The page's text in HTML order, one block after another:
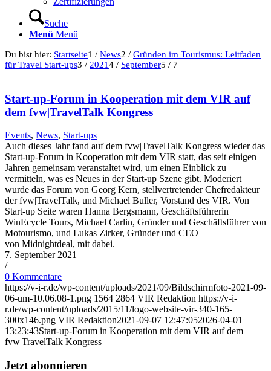
Suche
Menü Menü
Du bist hier: Startseite1 / News2 / Gründen im Tourismus: Leitfaden
für Travel Start-ups3 / 20214 / September5 / 7
Start-up-Forum in Kooperation mit dem VIR auf
dem fvw|TravelTalk Kongress
Events, News, Start-ups
Auch dieses Jahr fand auf dem fvw|TravelTalk Kongress wieder das
Start-up-Forum in Kooperation mit dem VIR statt, das seit einigen
Jahren gemeinsam veranstaltet wird, um einen Einblick zu
vermitteln, was es Neues in der Start-up Szene gibt. Moderiert
wurde das Forum von Georg Kern, stellvertretender Chefredakteur
der fvw|TravelTalk, und Michael Buller, Vorstand des VIR. Von
Start-up Seite waren Hanna Bergsmann, Geschäftsführerin
WinEcycle Tours, Michael Carlin, Gründer und Geschäftsführer von
Motourismo, und Lukas Zirker, Gründer und CEO
von Midnightdeal, mit dabei.
7. September 2021
/
0 Kommentare
https://v-i-r.de/wp-content/uploads/2021/09/Bildschirmfoto-2021-09-
06-um-10.06.08-1.png 1564 2864 VIR Redaktion https://v-i-
r.de/wp-content/uploads/2015/11/logo-website-vir-340-165-
300x146.png VIR Redaktion2021-09-07 12:47:052026-04-01
13:23:43Start-up-Forum in Kooperation mit dem VIR auf dem
fvw|TravelTalk Kongress
Jetzt abonnieren